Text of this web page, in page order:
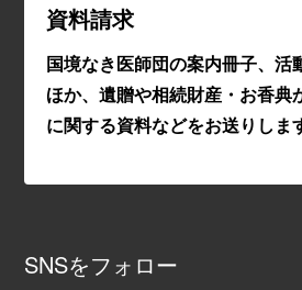
資料請求
国境なき医師団の案内冊子、活
ほか、遺贈や相続財産・お香典
に関する資料などをお送りしま
SNSをフォロー